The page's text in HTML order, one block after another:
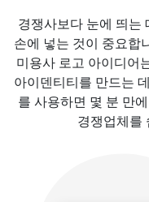
경쟁사보다 눈에 띄는
손에 넣는 것이 중요합
미용사 로고 아이디어
아이덴티티를 만드는
를 사용하면 몇 분 만
경쟁업체를